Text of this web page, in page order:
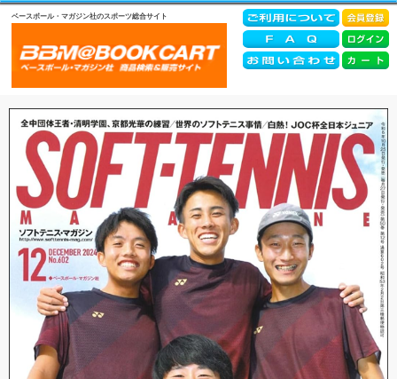
ベースボール・マガジン社のスポーツ総合サイト